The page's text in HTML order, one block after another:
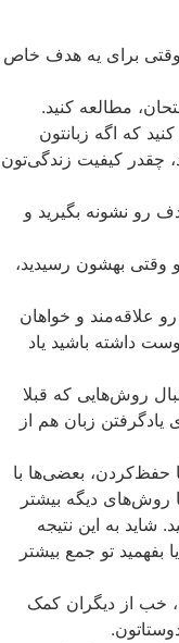
برای یه هدف خاص
مطالعه کنید.
که اگه زبانتون
چقدر کیفیت زندگی‌تون
رو نشونه بگیرید و
وقتی بهشون رسیدید،
علاقه‌مند و خواهان
داشته باشید یاد
روش‌هایی که قبلا
یادگرفتن زبان هم از
حفظ‌کردن، بعضی‌ها با
روش‌های دیگه بیشتر
شاید به این نتیجه
بفهمید تو جمع بیشتر
خب از دیگران کمک